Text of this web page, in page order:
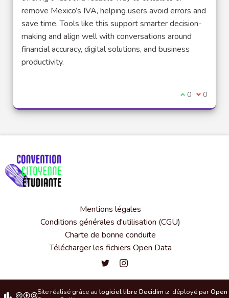
remove Mexico’s IVA, helping users avoid errors and
save time. Tools like this support smarter decision-
making and align well with conversations around
financial accuracy, digital solutions, and business
productivity.
Je suis
0 Je ne
0
Mentions légales
Conditions générales d'utilisation (CGU)
Charte de bonne conduite
Télécharger les fichiers Open Data
Convention citoyenne étudiante
Convention citoyenne
Site réalisé grâce au logiciel libre Decidim déployé parOpen